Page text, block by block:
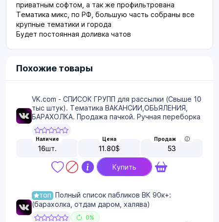
приватным софтом, а так же профильтрована
Тематика микс, по РФ, большую часть собраны все
крупные тематики и города
Будет постоянная доливка чатов
Похожие товары
VK.com - СПИСОК ГРУПП для рассылки (Свыше 10
тыс штук). Тематика ВАКАНСИИ,ОБЬЯЛЕНИЯ,
БАРАХОЛКА. Продажа пачкой. Ручная переборка
Наличие
16шт.
Цена
11.80$
Продаж
53
Купить
ТОП
Полный список пабликов ВК 90к+:
(барахолка, отдам даром, халява)
0%